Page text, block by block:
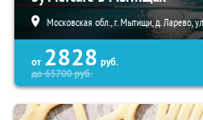
Московская обл., г. Мытищи, д. Ларево,
от 2828 руб.
до65700руб.